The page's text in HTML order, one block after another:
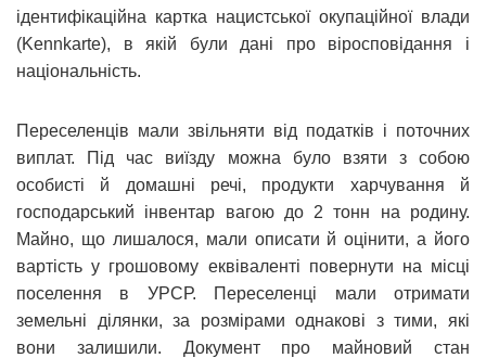
ідентифікаційна картка нацистської окупаційної влади
(Kennkarte), в якій були дані про віросповідання і
національність.
Переселенців мали звільняти від податків і поточних
виплат. Під час виїзду можна було взяти з собою
особисті й домашні речі, продукти харчування й
господарський інвентар вагою до 2 тонн на родину.
Майно, що лишалося, мали описати й оцінити, а його
вартість у грошовому еквіваленті повернути на місці
поселення в УРСР. Переселенці мали отримати
земельні ділянки, за розмірами однакові з тими, які
вони залишили. Документ про майновий стан